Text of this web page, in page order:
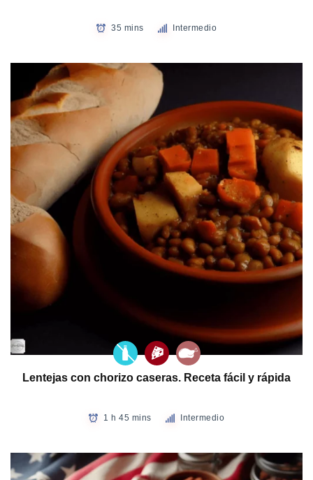
35 mins Intermedio
Lentejas con chorizo caseras. Receta fácil y rápida
1 h 45 mins Intermedio